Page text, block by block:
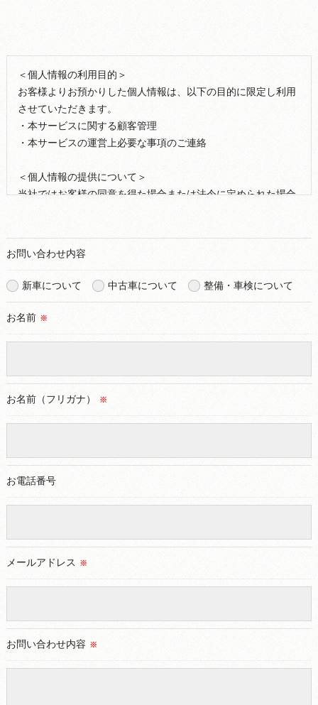
＜個人情報の利用目的＞
お客様よりお預かりした個人情報は、以下の目的に限定し利用
させていただきます。
・本サービスに関する顧客管理
・本サービスの運営上必要な事項のご連絡
＜個人情報の提供について＞
当社ではお客様の同意を得た場合または法令に定められた場合
当社では、利用目的の達成に必要な範囲において、個人情報を
これらの委託先に対しては個人情報保護契約等の措置をとり、
当社では、個人情報の漏洩等がなされないよう、適切に安全管
理対策を実施します。
をご提供できない場合がございますので予めご了承ください。
＜個人情報の開示･訂正・削除･利用停止の手続について＞
個人情報の開示･訂正･削除・利用停止の具体的手続きにつきま
しては、お電話でお問合せ下さい。
お問い合わせ内容
新車について 中古車について 整備・車検について
お名前 ※
お名前（フリガナ） ※
お電話番号
メールアドレス ※
お問い合わせ内容 ※